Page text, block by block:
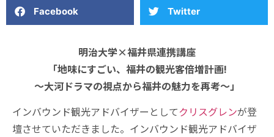
Facebook Twitter
明治大学×福井県連携講座
「地味にすごい、福井の観光客倍増計画!
～大河ドラマの視点から福井の魅力を再考～」
インバウンド観光アドバイザーとしてクリスグレンが登
壇させていただきました。インバウンド観光アドバイザ